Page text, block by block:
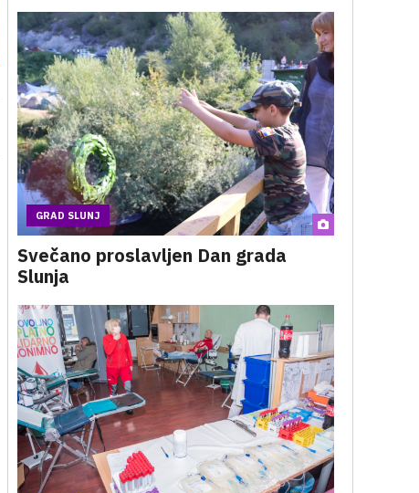
GRAD SLUNJ
Svečano proslavljen Dan grada
Slunja